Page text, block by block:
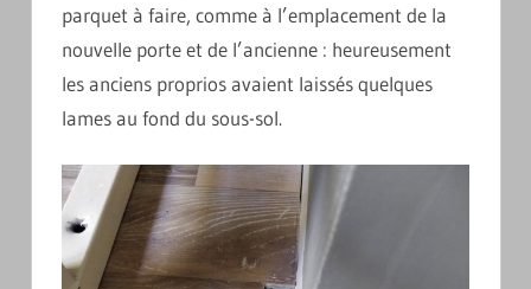
parquet à faire, comme à l’emplacement de la
nouvelle porte et de l’ancienne : heureusement
les anciens proprios avaient laissés quelques
lames au fond du sous-sol.